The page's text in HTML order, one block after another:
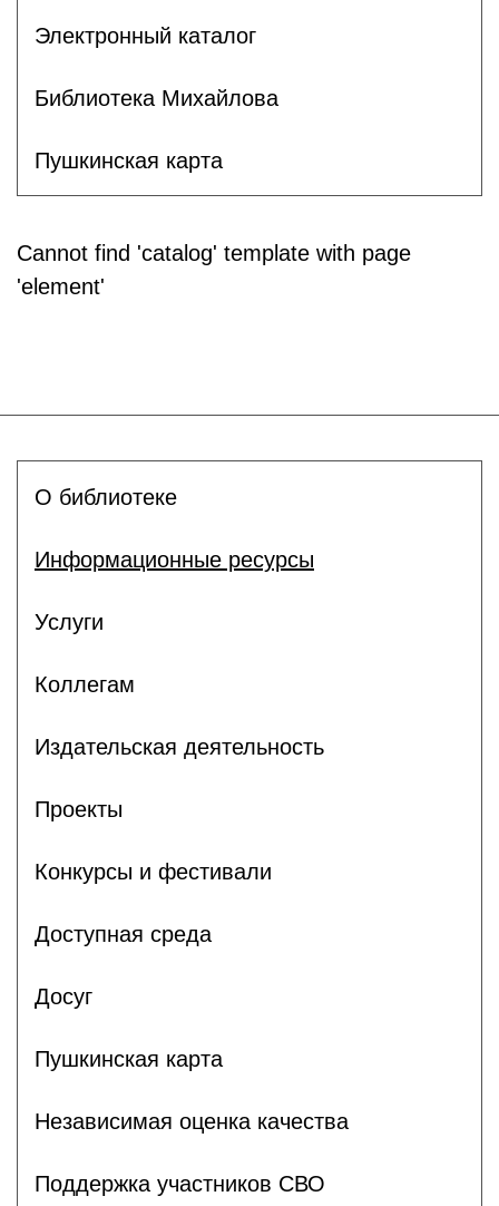
Электронный каталог
Библиотека Михайлова
Пушкинская карта
Cannot find 'catalog' template with page
'element'
О библиотеке
Информационные ресурсы
Услуги
Коллегам
Издательская деятельность
Проекты
Конкурсы и фестивали
Доступная среда
Досуг
Пушкинская карта
Независимая оценка качества
Поддержка участников СВО